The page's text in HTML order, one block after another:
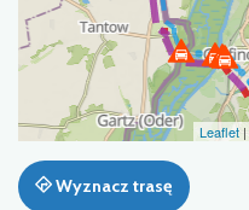
Leaflet |
Wyznacz trasę